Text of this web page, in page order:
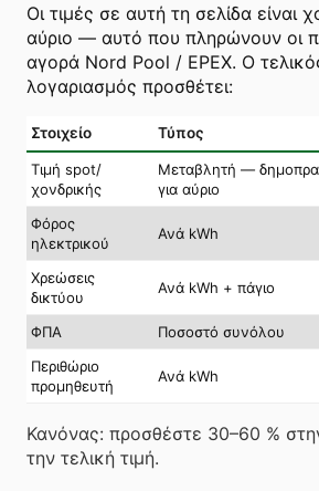
Οι τιμές σε αυτή τη σελίδα είναι
αύριο — αυτό που πληρώνουν οι
αγορά Nord Pool / EPEX. Ο
λογαριασμός προσθέτει:
Στοιχείο Τύπος
Τιμή spot/
χονδρικής
Μεταβλητή —
για αύριο
Φόρος
ηλεκτρικού
Ανά kWh
Χρεώσεις
δικτύου
Ανά kWh + πάγιο
ΦΠΑ
Ποσοστό συνόλου
Περιθώριο
προμηθευτή
Ανά kWh
Κανόνας: προσθέστε 30–60 %
την τελική τιμή.